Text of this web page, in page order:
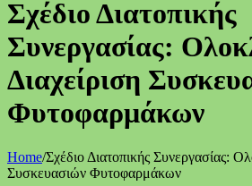
Σχέδιο Διατοπικής
Συνεργασίας:
Διαχείριση
Φυτοφαρμάκων
Home/Σχέδιο Διατοπικής Συνεργασίας:
Συσκευασιών Φυτοφαρμάκων